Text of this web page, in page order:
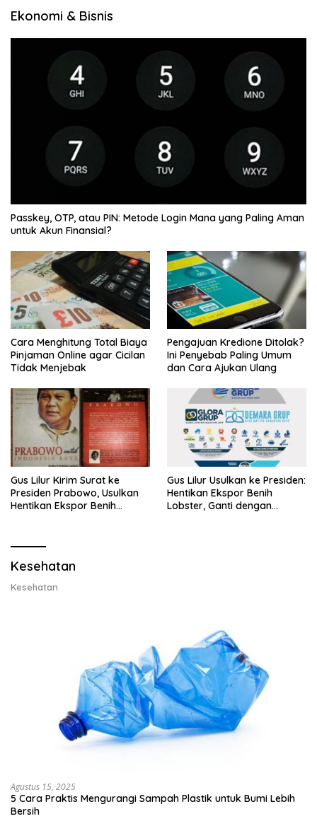
Ekonomi & Bisnis
Passkey, OTP, atau PIN: Metode Login Mana yang Paling Aman
untuk Akun Finansial?
Cara Menghitung Total Biaya
Pinjaman Online agar Cicilan
Tidak Menjebak
Pengajuan Kredione Ditolak?
Ini Penyebab Paling Umum
dan Cara Ajukan Ulang
Gus Lilur Kirim Surat ke
Presiden Prabowo, Usulkan
Hentikan Ekspor Benih
Gus Lilur Usulkan ke Presiden:
Hentikan Ekspor Benih
Lobster, Ganti dengan
Kesehatan
Kesehatan
Agustus 15, 2025
5 Cara Praktis Mengurangi Sampah Plastik untuk Bumi Lebih
Bersih